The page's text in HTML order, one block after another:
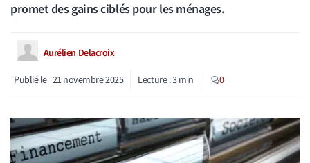
promet des gains ciblés pour les ménages.
Aurélien Delacroix
Publié le 21 novembre 2025 Lecture :3min 0